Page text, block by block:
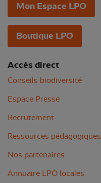
Mon Espace LPO
Boutique LPO
Accès direct
Conseils biodiversité
Espace Presse
Recrutement
Ressources pédagogiques
Nos partenaires
Annuaire LPO locales